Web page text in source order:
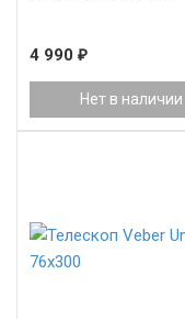
4 990 ₽
Нет в наличии